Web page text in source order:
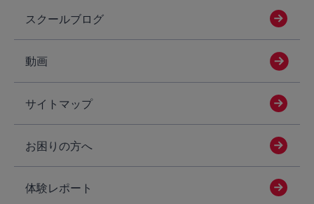
スクールブログ
動画
サイトマップ
お困りの方へ
体験レポート